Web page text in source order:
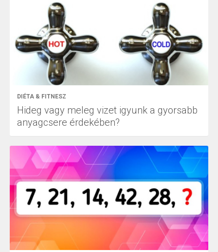
DIÉTA & FITNESZ
Hideg vagy meleg vizet igyunk a gyorsabb
anyagcsere érdekében?